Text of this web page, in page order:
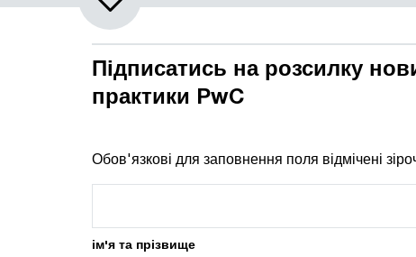
Підписатись на розсилку
практики PwC
Обов'язкові для заповнення поля відмічені
ім'я та прізвище